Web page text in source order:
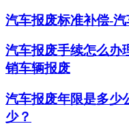
汽车报废标准补偿-
汽车报废手续怎么办
销车辆报废
汽车报废年限是多少
少？